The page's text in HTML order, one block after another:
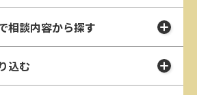
相談内容から探す
込む